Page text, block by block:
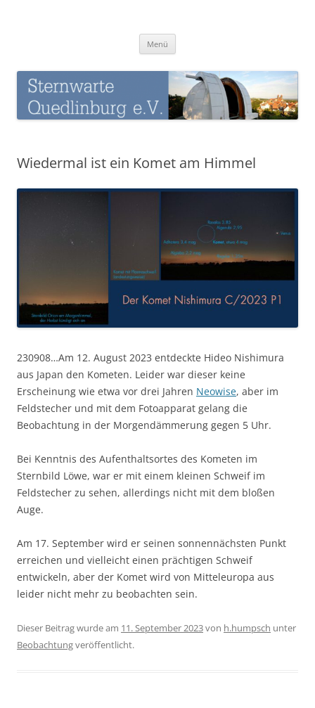
Menü
Wiedermal ist ein Komet am Himmel
230908…Am 12. August 2023 entdeckte Hideo Nishimura
aus Japan den Kometen. Leider war dieser keine
Erscheinung wie etwa vor drei Jahren Neowise, aber im
Feldstecher und mit dem Fotoapparat gelang die
Beobachtung in der Morgendämmerung gegen 5 Uhr.
Bei Kenntnis des Aufenthaltsortes des Kometen im
Sternbild Löwe, war er mit einem kleinen Schweif im
Feldstecher zu sehen, allerdings nicht mit dem bloßen
Auge.
Am 17. September wird er seinen sonnennächsten Punkt
erreichen und vielleicht einen prächtigen Schweif
entwickeln, aber der Komet wird von Mitteleuropa aus
leider nicht mehr zu beobachten sein.
Dieser Beitrag wurde am 11. September 2023von h.humpsch unter
Beobachtungveröffentlicht.